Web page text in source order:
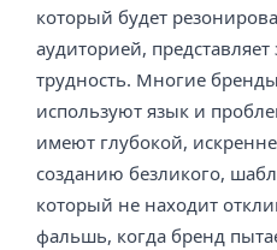
который будет
аудиторией,
трудность. Многие
используют язык и
имеют глубокой,
созданию безликого,
который не находит
фальшь, когда бренд